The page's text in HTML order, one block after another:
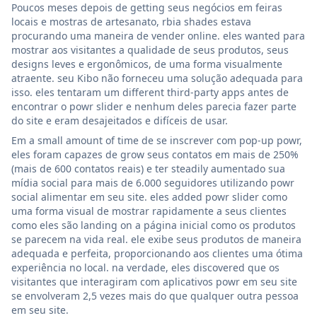
Poucos meses depois de getting seus negócios em feiras
locais e mostras de artesanato, rbia shades estava
procurando uma maneira de vender online. eles wanted para
mostrar aos visitantes a qualidade de seus produtos, seus
designs leves e ergonômicos, de uma forma visualmente
atraente. seu Kibo não forneceu uma solução adequada para
isso. eles tentaram um different third-party apps antes de
encontrar o powr slider e nenhum deles parecia fazer parte
do site e eram desajeitados e difíceis de usar.
Em a small amount of time de se inscrever com pop-up powr,
eles foram capazes de grow seus contatos em mais de 250%
(mais de 600 contatos reais) e ter steadily aumentado sua
mídia social para mais de 6.000 seguidores utilizando powr
social alimentar em seu site. eles added powr slider como
uma forma visual de mostrar rapidamente a seus clientes
como eles são landing on a página inicial como os produtos
se parecem na vida real. ele exibe seus produtos de maneira
adequada e perfeita, proporcionando aos clientes uma ótima
experiência no local. na verdade, eles discovered que os
visitantes que interagiram com aplicativos powr em seu site
se envolveram 2,5 vezes mais do que qualquer outra pessoa
em seu site.